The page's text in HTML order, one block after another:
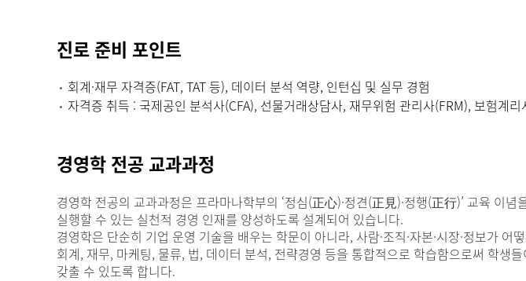
진로 준비 포인트
회계·재무 자격증(FAT, TAT 등), 데이터 분석 역량, 인턴십 및 실무 경험
자격증 취득 : 국제공인 분석사(CFA), 선물거래상담사, 재무위험 관리사(FRM), 보험계
경영학 전공 교과과정
경영학 전공의 교과과정은 프라마나학부의 ‘정심(正心)·정견(正見)·정행(正行)’ 교육 이
실행할 수 있는 실천적 경영 인재를 양성하도록 설계되어 있습니다.
경영학은 단순히 기업 운영 기술을 배우는 학문이 아니라, 사람·조직·자본·시장·정보가
회계, 재무, 마케팅, 물류, 법, 데이터 분석, 전략경영 등을 통합적으로 학습함으로써 학생
갖출 수 있도록 합니다.